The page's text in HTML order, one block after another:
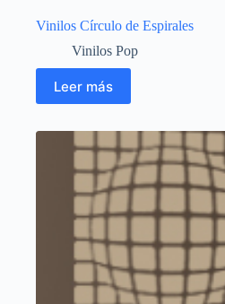
Vinilos Círculo de Espirales
Vinilos Pop
Leer más